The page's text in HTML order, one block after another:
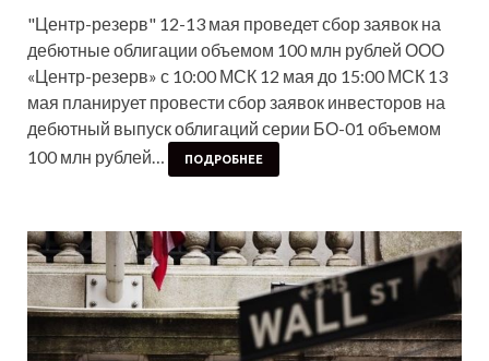
"Центр-резерв" 12-13 мая проведет сбор заявок на
дебютные облигации объемом 100 млн рублей ООО
«Центр-резерв» с 10:00 МСК 12 мая до 15:00 МСК 13
мая планирует провести сбор заявок инвесторов на
дебютный выпуск облигаций серии БО-01 объемом
100 млн рублей…
ПОДРОБНЕЕ